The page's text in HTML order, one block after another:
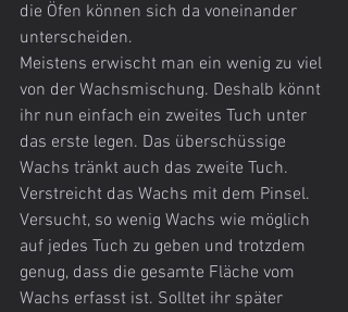
die Öfen können sich da voneinander
unterscheiden.
Meistens erwischt man ein wenig zu viel
von der Wachsmischung. Deshalb könnt
ihr nun einfach ein zweites Tuch unter
das erste legen. Das überschüssige
Wachs tränkt auch das zweite Tuch.
Verstreicht das Wachs mit dem Pinsel.
Versucht, so wenig Wachs wie möglich
auf jedes Tuch zu geben und trotzdem
genug, dass die gesamte Fläche vom
Wachs erfasst ist. Solltet ihr später